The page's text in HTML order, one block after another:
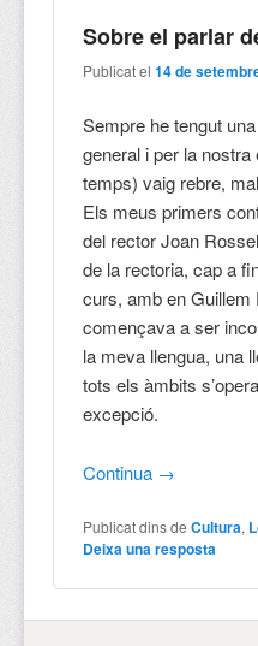
Sobre el parlar
Publicat el14 de
Sempre he tengut
general i per la nostra
temps) vaig rebre,
Els meus primers
del rector Joan
de la rectoria, cap a
curs, amb en Guillem
començava a ser
la meva llengua, una
tots els àmbits
excepció.
Continua →
Publicat dins de Cultura,
Deixa una resposta